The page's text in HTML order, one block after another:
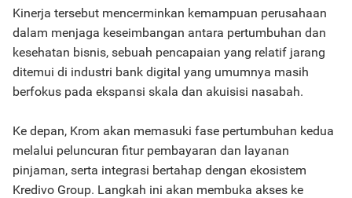
Kinerja tersebut mencerminkan kemampuan perusahaan
dalam menjaga keseimbangan antara pertumbuhan dan
kesehatan bisnis, sebuah pencapaian yang relatif jarang
ditemui di industri bank digital yang umumnya masih
berfokus pada ekspansi skala dan akuisisi nasabah.
Ke depan, Krom akan memasuki fase pertumbuhan kedua
melalui peluncuran fitur pembayaran dan layanan
pinjaman, serta integrasi bertahap dengan ekosistem
Kredivo Group. Langkah ini akan membuka akses ke